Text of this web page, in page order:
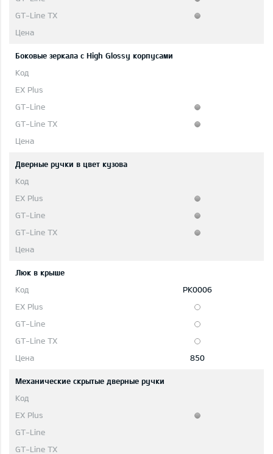
Боковые зеркала с High Glossy корпусами
Дверные ручки в цвет кузова
Люк в крыше
PK0006
850
Механические скрытые дверные ручки